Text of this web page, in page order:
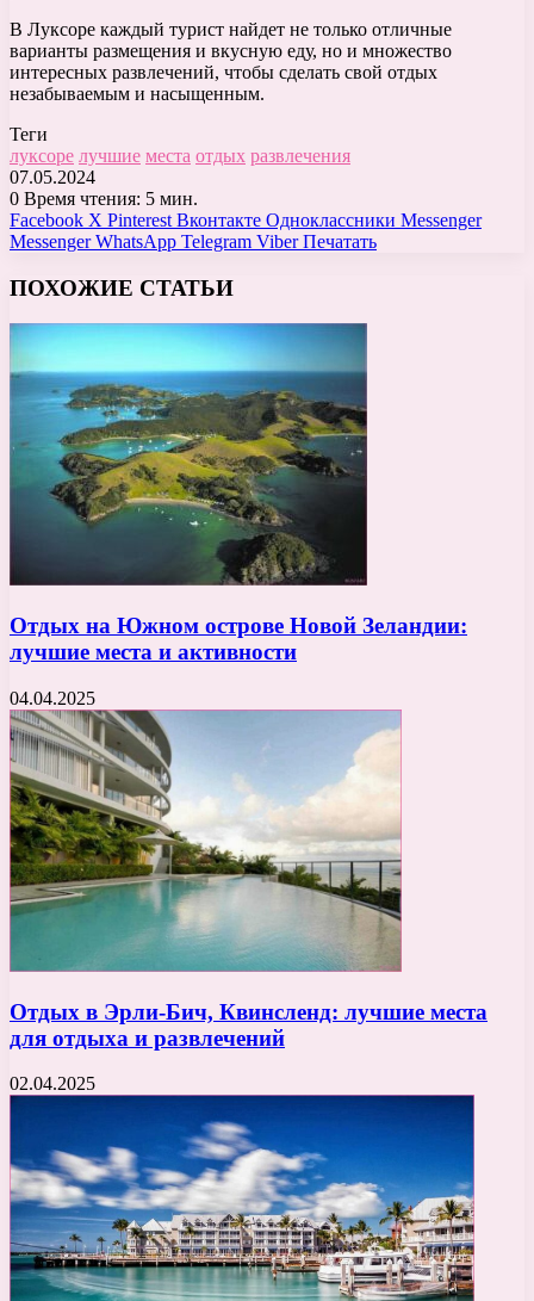
В Луксоре каждый турист найдет не только отличные
варианты размещения и вкусную еду, но и множество
интересных развлечений, чтобы сделать свой отдых
незабываемым и насыщенным.
Теги
луксоре лучшие места отдых развлечения
07.05.2024
0 Время чтения: 5 мин.
Facebook X Pinterest Вконтакте Одноклассники Messenger
Messenger WhatsApp Telegram Viber Печатать
ПОХОЖИЕ СТАТЬИ
Отдых на Южном острове Новой Зеландии:
лучшие места и активности
04.04.2025
Отдых в Эрли-Бич, Квинсленд: лучшие места
для отдыха и развлечений
02.04.2025